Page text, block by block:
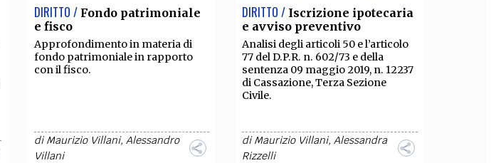
DIRITTO / Fondo patrimoniale
e fisco
Approfondimento in materia di
fondo patrimoniale in rapporto
con il fisco.
diMaurizio Villani, Alessandro
Villani
DIRITTO / Iscrizione ipotecaria
e avviso preventivo
Analisi degli articoli 50 e l’articolo
77 del D.P.R. n. 602/73 e della
sentenza 09 maggio 2019, n. 12237
di Cassazione, Terza Sezione
Civile.
diMaurizio Villani,Alessandra
Rizzelli